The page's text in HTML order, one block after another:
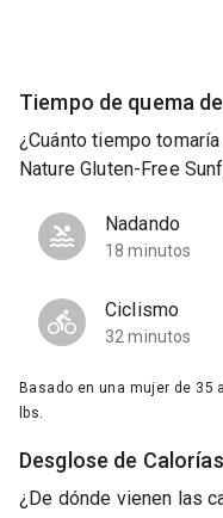
Tiempo de quema
¿Cuánto tiempo
Nature Gluten-Free
Nadando
18 minutos
Ciclismo
32 minutos
Basado en una mujer de 35
lbs.
Desglose de Calorías
¿De dónde vienen las